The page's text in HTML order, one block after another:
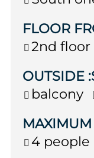
FLOOR
2nd floor
OUTSIDE :
balcony
4 people